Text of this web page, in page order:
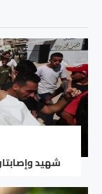
شهيد